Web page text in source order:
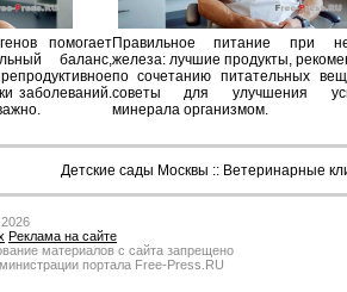
помогает
баланс,
заболеваний.
Правильное питание при
железа: лучшие продукты,
по сочетанию питательных
советы для улучшения
минерала организмом.
Детские сады Москвы :: Ветеринарные
Реклама на сайте
материалов с сайта запрещено
портала Free-Press.RU